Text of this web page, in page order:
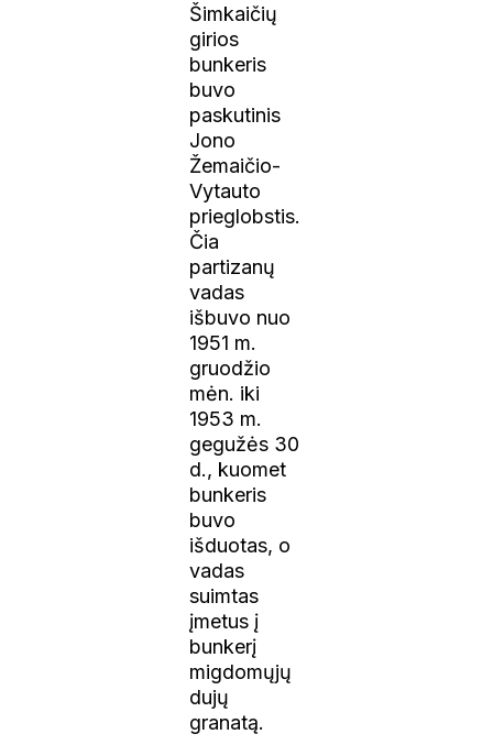
Šimkaičių
girios
bunkeris
buvo
paskutinis
Jono
Žemaičio-
Vytauto
prieglobstis.
Čia
partizanų
vadas
išbuvo nuo
1951 m.
gruodžio
mėn. iki
1953 m.
gegužės 30
d., kuomet
bunkeris
buvo
išduotas, o
vadas
suimtas
įmetus į
bunkerį
migdomųjų
dujų
granatą.